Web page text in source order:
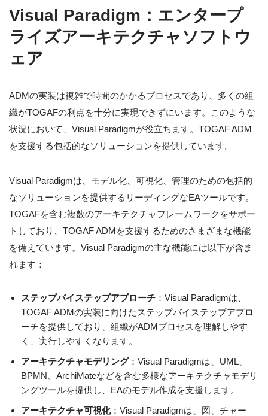
Visual Paradigm：エンタープ
ライズアーキテクチャソフトウ
ェア
ADMの実装は複雑で時間のかかるプロセスであり、多くの組
織がTOGAFの利点を十分に実現できずにいます。このような
状況において、Visual Paradigmが役立ちます。TOGAF ADM
を支援する包括的なソリューションを提供しています。
Visual Paradigmは、モデル化、可視化、管理のための包括的
なソリューションを提供するリーディングなEAツールです。
TOGAFを含む複数のアーキテクチャフレームワークをサポー
トしており、TOGAF ADMを支援するためのさまざまな機能
を備えています。Visual Paradigmの主な機能には以下が含ま
れます：
ステップバイステップアプローチ ：Visual Paradigmは、
TOGAF ADMの実装に向けたステップバイステップアプロ
ーチを提供しており、組織がADMプロセスを理解しやす
く、実行しやすくなります。
アーキテクチャモデリング：Visual Paradigmは、UML、
BPMN、ArchiMateなどを含む多様なアーキテクチャモデリ
ングツールを提供し、EAのモデル作成を支援します。
アーキテクチャ可視化：Visual Paradigmは、図、チャー